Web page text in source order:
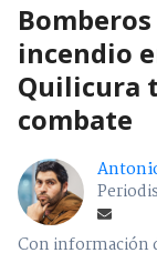
incendio
Quilicura
combate
Con información